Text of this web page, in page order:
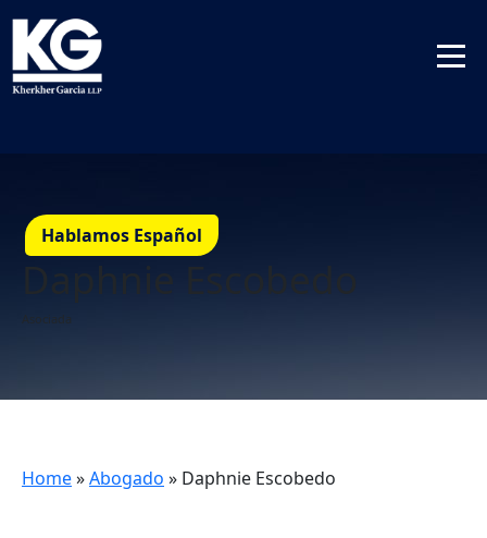
Hablamos Español
Daphnie Escobedo
Asociada
Home»Abogado » Daphnie Escobedo